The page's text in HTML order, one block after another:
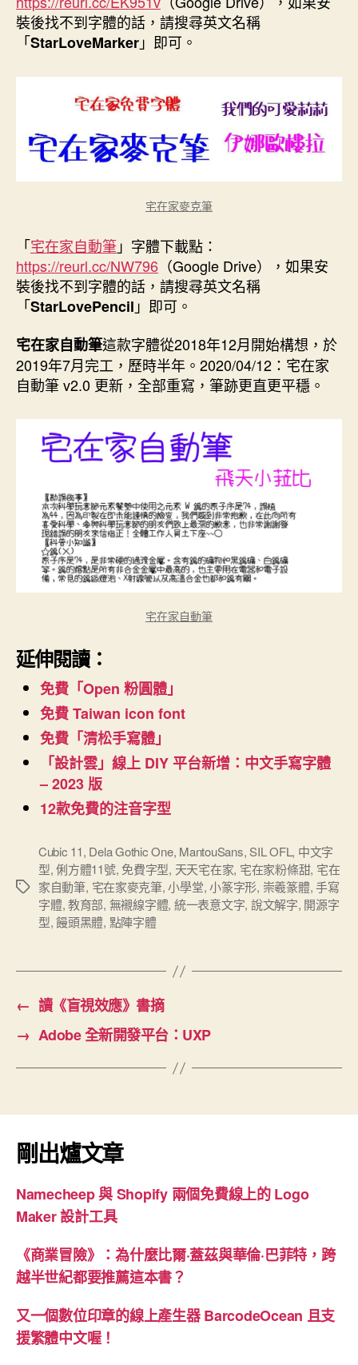
裝後找不到字體的話，請搜尋英文名稱
「StarLoveMarker」即可。
宅在家麥克筆
「宅在家自動筆」字體下載點：
https://reurl.cc/NW796 （Google Drive），如果安
裝後找不到字體的話，請搜尋英文名稱
「StarLovePencil 」即可。
宅在家自動筆這款字體從2018年12月開始構想，於
2019年7月完工，歷時半年。2020/04/12：宅在家
自動筆 v2.0 更新，全部重寫，筆跡更直更平穩。
宅在家自動筆
延伸閱讀：
免費「Open 粉圓體」
免費 Taiwan icon font
免費「清松手寫體」
「設計雲」線上 DIY 平台新增：中文手寫字體
– 2023 版
12款免費的注音字型
標
Cubic 11, Dela Gothic One, MantouSans,SIL OFL, 中文字
型,俐方體11號, 免費字型, 天天宅在家, 宅在家粉條甜, 宅在
家自動筆, 宅在家麥克筆,小學堂,小篆字形, 崇羲篆體,手寫
字體,教育部, 無襯線字體, 統一表意文字, 說文解字, 開源字
型,饅頭黑體, 點陣字體
← 讀《盲視效應》書摘
→ Adobe 全新開發平台：UXP
剛出爐文章
Namecheep 與 Shopify 兩個免費線上的 Logo
Maker 設計工具
《商業冒險》：為什麼比爾·蓋茲與華倫·巴菲特，跨
越半世紀都要推薦這本書？
又一個數位印章的線上產生器 BarcodeOcean 且支
援繁體中文喔！